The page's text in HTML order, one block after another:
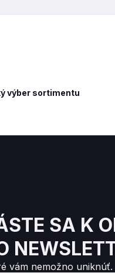
výber sortimentu
SA K
vám nemožno uniknúť.